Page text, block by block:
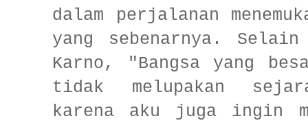
dalam perjalanan
yang sebenarnya.
Karno, "Bangsa yang
tidak melupakan
karena aku juga ingin